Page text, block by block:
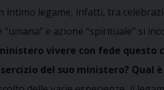
intimo legame, infatti, tra
e azione “spirituale” si
vivere con fede questo
del suo ministero? Qual è